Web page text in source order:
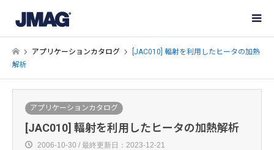
アプリケーションカタログ
[JAC010] 輻射を利用したヒータの加熱
解析
アプリケーションカタログ
[JAC010] 輻射を利用したヒータの加熱解析
2006-10-30 / 最終更新日：2023-12-21